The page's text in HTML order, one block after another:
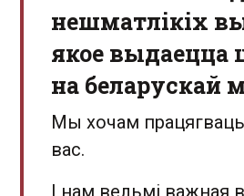
нешматлікіх
якое выдаецца
на беларускай
Мы хочам
вас.
І нам вельмі важная